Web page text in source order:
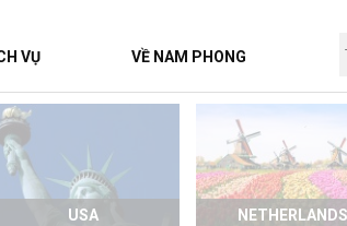
VỤ VỀ NAM PHONG
USA NETHERLANDS